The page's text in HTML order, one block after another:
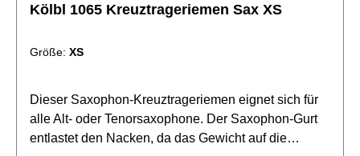
Kölbl 1065 Kreuztrageriemen Sax XS
Größe: XS
Dieser Saxophon-Kreuztrageriemen eignet sich für
alle Alt- oder Tenorsaxophone. Der Saxophon-Gurt
entlastet den Nacken, da das Gewicht auf die